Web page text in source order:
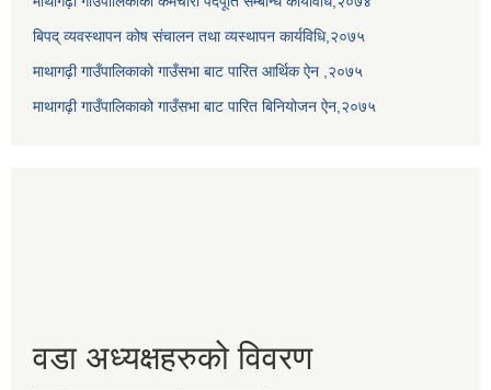
बिपद् व्यवस्थापन कोष संचालन तथा व्यस्थापन कार्यविधि,२०७५
माथागढ़ी गाउँपालिकाको गाउँसभा बाट पारित आर्थिक ऐन ,२०७५
माथागढ़ी गाउँपालिकाको गाउँसभा बाट पारित बिनियोजन ऐन,२०७५
वडा अध्यक्षहरुको विवरण